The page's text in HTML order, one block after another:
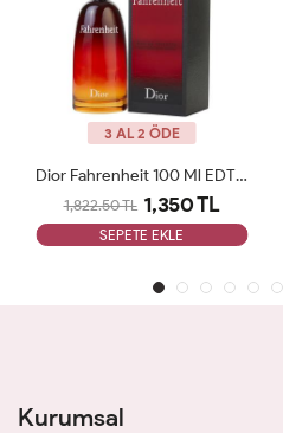
3 AL 2 ÖDE
Dior Fahrenheit 100 Ml EDT Erkek Parfüm ARC JLT Man
1,822.50 TL 1,350 TL
SEPETE EKLE
Kurumsal